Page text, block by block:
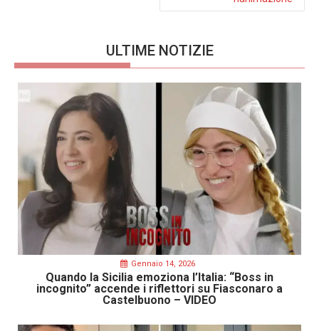
ULTIME NOTIZIE
Gennaio 14, 2026
Quando la Sicilia emoziona l’Italia: “Boss in
incognito” accende i riflettori su Fiasconaro a
Castelbuono – VIDEO